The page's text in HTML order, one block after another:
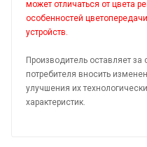
может отличаться от цвета
особенностей
устройств.
Производитель оставляет
потребителя вносить
улучшения их
характеристик.